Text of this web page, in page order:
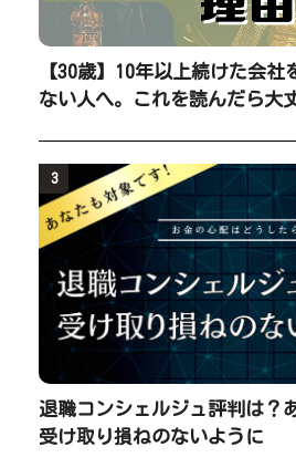
【30歳】10年以上続けた会
ない人へ。これを読んだら大
3
退職コンシェルジュ評判は？
受け取り損ねのないように